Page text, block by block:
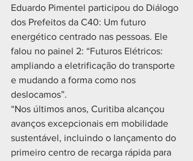
Eduardo Pimentel participou do Diálogo
dos Prefeitos da C40: Um futuro
energético centrado nas pessoas. Ele
falou no painel 2: “Futuros Elétricos:
ampliando a eletrificação do transporte
e mudando a forma como nos
deslocamos”.
“Nos últimos anos, Curitiba alcançou
avanços excepcionais em mobilidade
sustentável, incluindo o lançamento do
primeiro centro de recarga rápida para